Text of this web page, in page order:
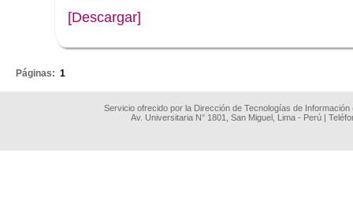
[Descargar]
Páginas: 1
Servicio ofrecido por la Dirección de Tecnologías de
Av. Universitaria N° 1801, San Miguel, Lima - Perú |